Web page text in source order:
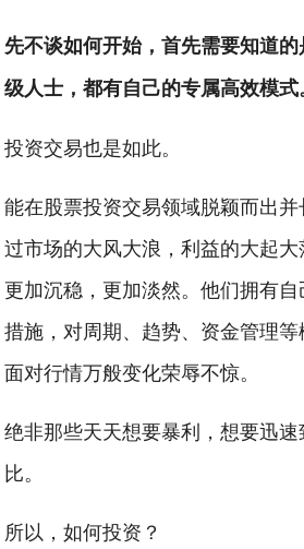
先不谈如何开始，首先需要知道
级人士，都有自己的专属高效模式
投资交易也是如此。
能在股票投资交易领域脱颖而出
过市场的大风大浪，利益的大起
更加沉稳，更加淡然。他们拥有
措施，对周期、趋势、资金管理等
面对行情万般变化荣辱不惊。
绝非那些天天想要暴利，想要迅
比。
所以，如何投资？